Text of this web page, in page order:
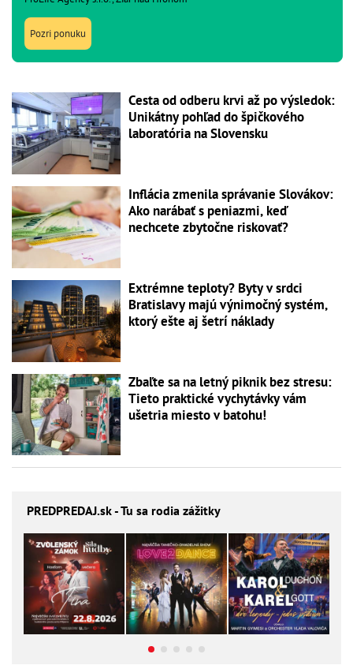
Pozri ponuku
Cesta od odberu krvi až po výsledok:
Unikátny pohľad do špičkového
laboratória na Slovensku
Inflácia zmenila správanie Slovákov:
Ako narábať s peniazmi, keď
nechcete zbytočne riskovať?
Extrémne teploty? Byty v srdci
Bratislavy majú výnimočný systém,
ktorý ešte aj šetrí náklady
Zbaľte sa na letný piknik bez stresu:
Tieto praktické vychytávky vám
ušetria miesto v batohu!
PREDPREDAJ.sk - Tu sa rodia zážitky